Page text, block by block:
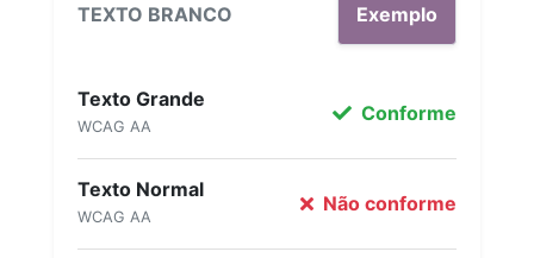
TEXTO BRANCO Exemplo
Texto Grande
WCAG AA
Conforme
Texto Normal
WCAG AA
Não conforme